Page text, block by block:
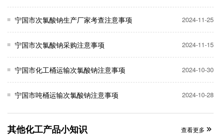
宁国市次氯酸钠生产厂家考查注意事项 2024-11-25
宁国市次氯酸钠采购注意事项 2024-11-15
宁国市化工桶运输次氯酸钠注意事项 2024-10-30
宁国市吨桶运输次氯酸钠注意事项 2024-10-28
其他化工产品小知识 查看更多